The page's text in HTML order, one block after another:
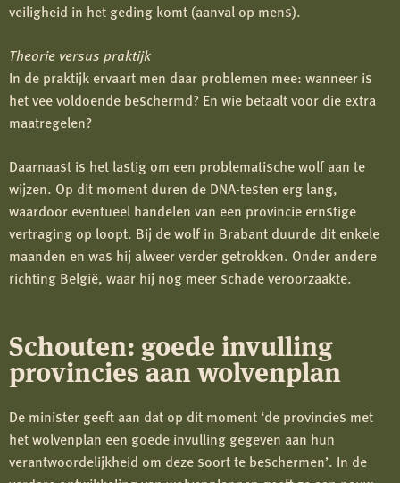
veiligheid in het geding komt (aanval op mens).
Theorie versus praktijk
In de praktijk ervaart men daar problemen mee: wanneer is
het vee voldoende beschermd? En wie betaalt voor die extra
maatregelen?
Daarnaast is het lastig om een problematische wolf aan te
wijzen. Op dit moment duren de DNA-testen erg lang,
waardoor eventueel handelen van een provincie ernstige
vertraging op loopt. Bij de wolf in Brabant duurde dit enkele
maanden en was hij alweer verder getrokken. Onder andere
richting België, waar hij nog meer schade veroorzaakte.
Schouten: goede invulling
provincies aan wolvenplan
De minister geeft aan dat op dit moment ‘de provincies met
het wolvenplan een goede invulling gegeven aan hun
verantwoordelijkheid om deze soort te beschermen’. In de